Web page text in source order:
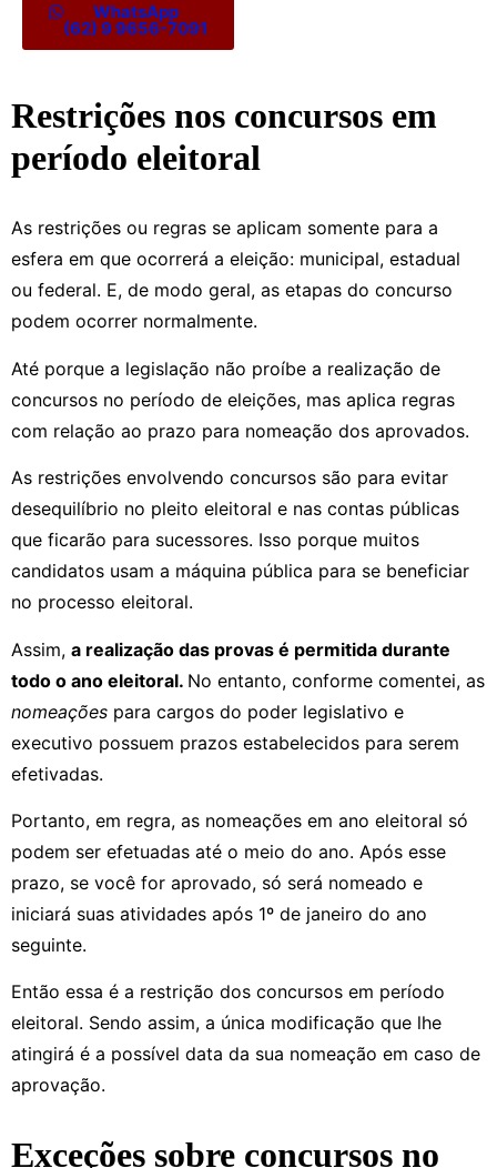
WhatsApp
(62) 9 9656-7091
Restrições nos concursos em
período eleitoral
As restrições ou regras se aplicam somente para a
esfera em que ocorrerá a eleição: municipal, estadual
ou federal. E, de modo geral, as etapas do concurso
podem ocorrer normalmente.
Até porque a legislação não proíbe a realização de
concursos no período de eleições, mas aplica regras
com relação ao prazo para nomeação dos aprovados.
As restrições envolvendo concursos são para evitar
desequilíbrio no pleito eleitoral e nas contas públicas
que ficarão para sucessores. Isso porque muitos
candidatos usam a máquina pública para se beneficiar
no processo eleitoral.
Assim, a realização das provas é permitida durante
todo o ano eleitoral. No entanto, conforme comentei, as
nomeações para cargos do poder legislativo e
executivo possuem prazos estabelecidos para serem
efetivadas.
Portanto, em regra, as nomeações em ano eleitoral só
podem ser efetuadas até o meio do ano. Após esse
prazo, se você for aprovado, só será nomeado e
iniciará suas atividades após 1º de janeiro do ano
seguinte.
Então essa é a restrição dos concursos em período
eleitoral. Sendo assim, a única modificação que lhe
atingirá é a possível data da sua nomeação em caso de
aprovação.
Exceções sobre concursos no